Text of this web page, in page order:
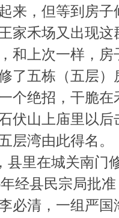
来，但等到房
家禾场又出现
和上次一样，
了五栋（五层
个绝招，干脆
伏山上庙里以
层湾由此得名。
县里在城关南门
经县民宗局批
必清，一组严